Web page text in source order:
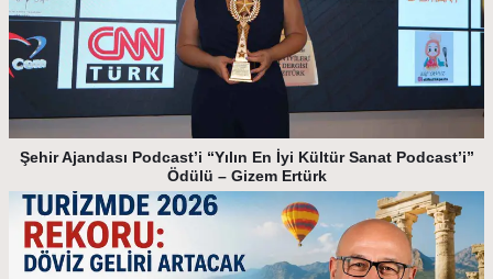
Şehir Ajandası Podcast’i “Yılın En İyi Kültür Sanat Podcast’i”
Ödülü – Gizem Ertürk